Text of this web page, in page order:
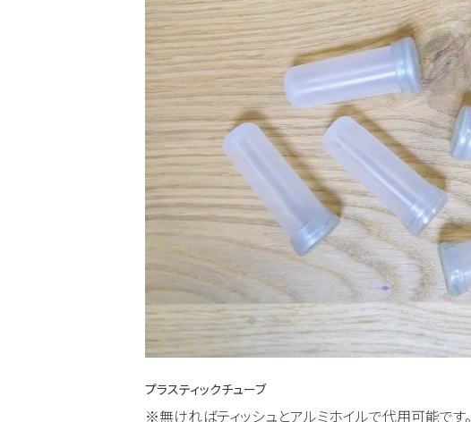
プラスティックチューブ
※無ければティッシュとアルミホイルで代用可能です。